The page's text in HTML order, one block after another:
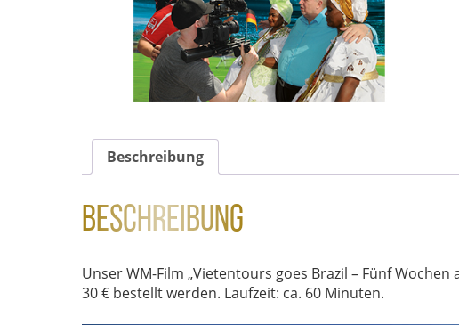
Beschreibung
Beschreibung
Unser WM-Film „Vietentours goes Brazil – Fünf
30 € bestellt werden. Laufzeit: ca. 60 Minuten.